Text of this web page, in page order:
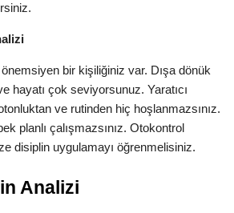
önemsiyen bir kişiliğiniz var. Dışa dönük
hayatı çok seviyorsunuz. Yaratıcı
ve rutinden hiç hoşlanmazsınız.
planlı çalışmazsınız. Otokontrol
disiplin uygulamayı öğrenmelisiniz.
Analizi